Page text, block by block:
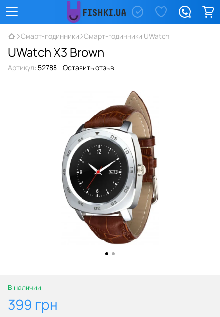
Смарт-годинники Смарт-годинники UWatch
UWatch X3 Brown
Артикул: 52788 Оставить отзыв
В наличии
399 грн